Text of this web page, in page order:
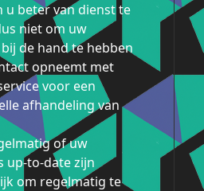
u beter van dienst te
niet om uw
de hand te hebben
opneemt met
voor een
afhandeling van
of uw
up-to-date zijn
om regelmatig te